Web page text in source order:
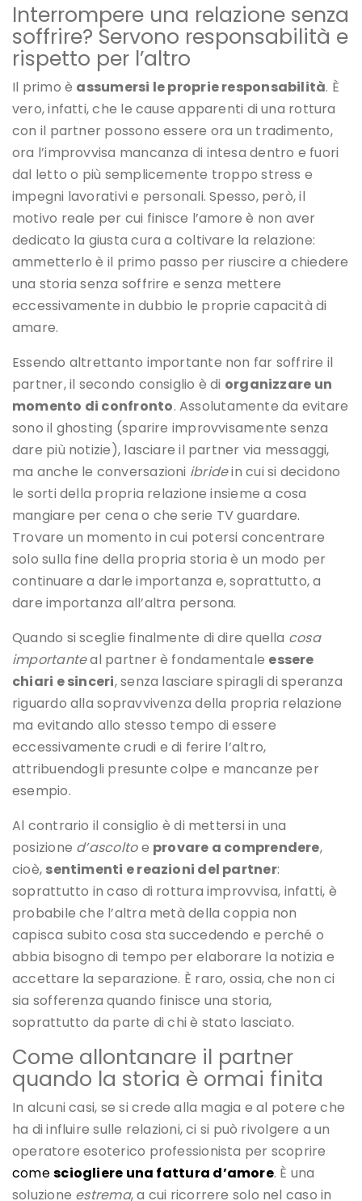
Interrompere una relazione senza
soffrire? Servono responsabilità e
rispetto per l’altro
Il primo è assumersi le proprie responsabilità. È
vero, infatti, che le cause apparenti di una rottura
con il partner possono essere ora un tradimento,
ora l’improvvisa mancanza di intesa dentro e fuori
dal letto o più semplicemente troppo stress e
impegni lavorativi e personali. Spesso, però, il
motivo reale per cui finisce l’amore è non aver
dedicato la giusta cura a coltivare la relazione:
ammetterlo è il primo passo per riuscire a chiedere
una storia senza soffrire e senza mettere
eccessivamente in dubbio le proprie capacità di
amare.
Essendo altrettanto importante non far soffrire il
partner, il secondo consiglio è di organizzare un
momento di confronto. Assolutamente da evitare
sono il ghosting (sparire improvvisamente senza
dare più notizie), lasciare il partner via messaggi,
ma anche le conversazioni ibridein cui si decidono
le sorti della propria relazione insieme a cosa
mangiare per cena o che serie TV guardare.
Trovare un momento in cui potersi concentrare
solo sulla fine della propria storia è un modo per
continuare a darle importanza e, soprattutto, a
dare importanza all’altra persona.
Quando si sceglie finalmente di dire quella cosa
importanteal partner è fondamentale essere
chiari e sinceri, senza lasciare spiragli di speranza
riguardo alla sopravvivenza della propria relazione
ma evitando allo stesso tempo di essere
eccessivamente crudi e di ferire l’altro,
attribuendogli presunte colpe e mancanze per
esempio.
Al contrario il consiglio è di mettersi in una
posizione d’ascoltoe provare a comprendere,
cioè, sentimenti e reazioni del partner:
soprattutto in caso di rottura improvvisa, infatti, è
probabile che l’altra metà della coppia non
capisca subito cosa sta succedendo e perché o
abbia bisogno di tempo per elaborare la notizia e
accettare la separazione. È raro, ossia, che non ci
sia sofferenza quando finisce una storia,
soprattutto da parte di chi è stato lasciato.
Come allontanare il partner
quando la storia è ormai finita
In alcuni casi, se si crede alla magia e al potere che
ha di influire sulle relazioni, ci si può rivolgere a un
operatore esoterico professionista per scoprire
comesciogliere una fattura d’amore. È una
soluzione estrema, a cui ricorrere solo nel caso in